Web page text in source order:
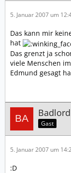
5. Januar 2007 um
Das kann mir
hat
Das grenzt ja
viele Menschen
Edmund gesagt
Badlord
Gast
5. Januar 2007 um
:D